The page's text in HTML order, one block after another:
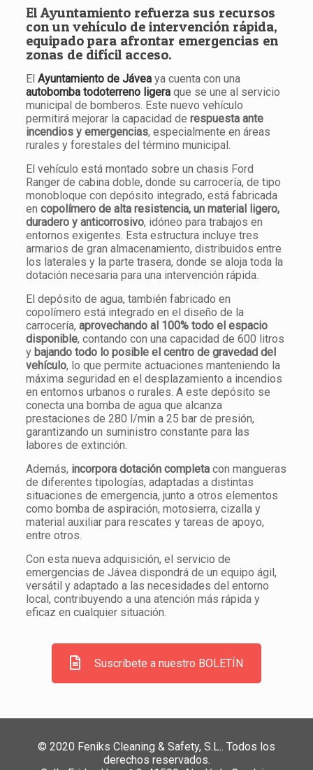
El Ayuntamiento refuerza sus recursos
con un vehículo de intervención rápida,
equipado para afrontar emergencias en
zonas de difícil acceso.
El Ayuntamiento de Jáveaya cuenta con una
autobomba todoterreno ligeraque se une al servicio
municipal de bomberos. Este nuevo vehículo
permitirá mejorar la capacidad de respuesta ante
incendios y emergencias, especialmente en áreas
rurales y forestales del término municipal.
El vehículo está montado sobre un chasis Ford
Ranger de cabina doble, donde su carrocería, de tipo
monobloque con depósito integrado, está fabricada
en copolímero de alta resistencia, un material ligero,
duradero y anticorrosivo, idóneo para trabajos en
entornos exigentes. Esta estructura incluye tres
armarios de gran almacenamiento, distribuidos entre
los laterales y la parte trasera, donde se aloja toda la
dotación necesaria para una intervención rápida.
El depósito de agua, también fabricado en
copolímero está integrado en el diseño de la
carrocería, aprovechando al 100% todo el espacio
disponible, contando con una capacidad de 600 litros
y bajando todo lo posible el centro de gravedad del
vehículo, lo que permite actuaciones manteniendo la
máxima seguridad en el desplazamiento a incendios
en entornos urbanos o rurales. A este depósito se
conecta una bomba de agua que alcanza
prestaciones de 280 l/min a 25 bar de presión,
garantizando un suministro constante para las
labores de extinción.
Además, incorpora dotación completacon mangueras
de diferentes tipologías, adaptadas a distintas
situaciones de emergencia, junto a otros elementos
como bomba de aspiración, motosierra, cizalla y
material auxiliar para rescates y tareas de apoyo,
entre otros.
Con esta nueva adquisición, el servicio de
emergencias de Jávea dispondrá de un equipo ágil,
versátil y adaptado a las necesidades del entorno
local, contribuyendo a una atención más rápida y
eficaz en cualquier situación.
Suscríbete a nuestro BOLETÍN
© 2020 Feniks Cleaning & Safety, S.L.. Todos los
derechos reservados.